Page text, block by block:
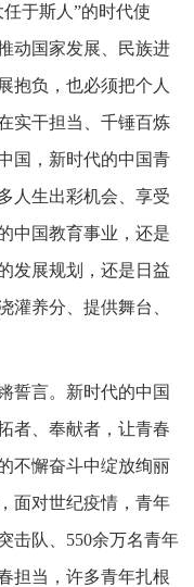
于斯人”的时代使
动国家发展、民族进
抱负，也必须把个人
实干担当、千锤百炼
国，新时代的中国青
人生出彩机会、享受
中国教育事业，还是
发展规划，还是日益
灌养分、提供舞台、
誓言。新时代的中国
者、奉献者，让青春
不懈奋斗中绽放绚丽
面对世纪疫情，青年
击队、550余万名青年
担当，许多青年扎根